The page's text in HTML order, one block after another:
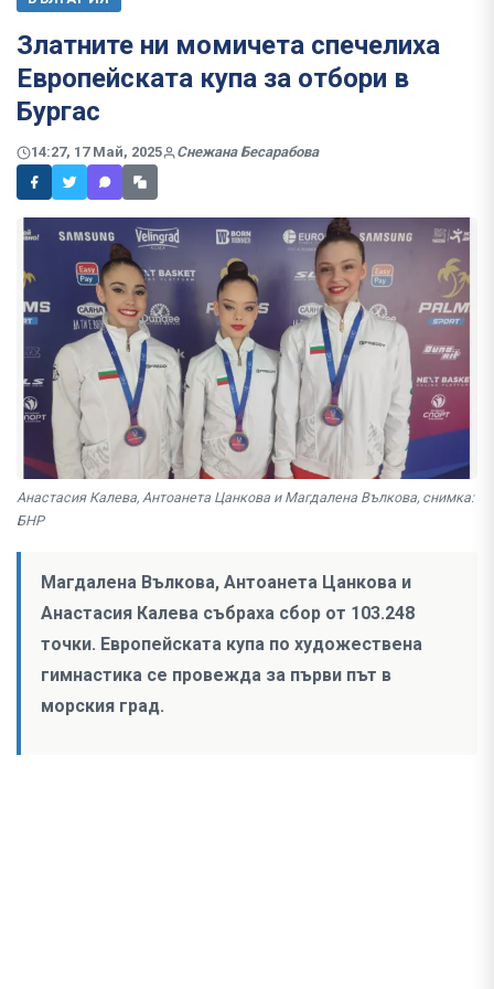
Златните ни момичета спечелиха
Европейската купа за отбори в
Бургас
14:27, 17 Май, 2025 Снежана Бесарабова
Анастасия Калева, Антоанета Цанкова и Магдалена Вълкова, снимка:
БНР
Магдалена Вълкова, Антоанета Цанкова и
Анастасия Калева събраха сбор от 103.248
точки. Европейската купа по художествена
гимнастика се провежда за първи път в
морския град.